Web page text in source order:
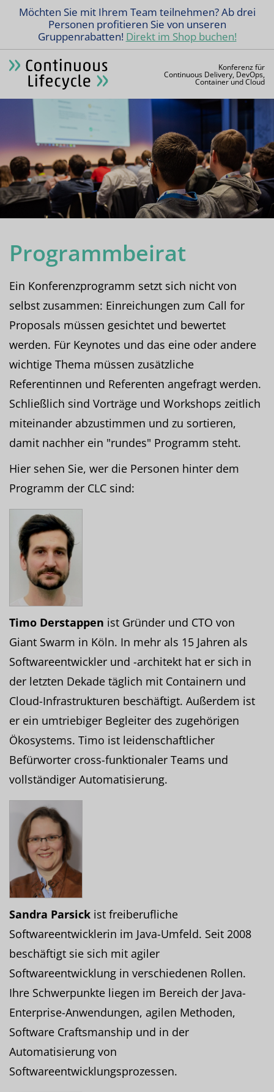
Möchten Sie mit Ihrem Team teilnehmen? Ab drei
Personen profitieren Sie von unseren
Gruppenrabatten! Direkt im Shop buchen!
Konferenz für
Continuous Delivery, DevOps,
Container und Cloud
Programmbeirat
Ein Konferenzprogramm setzt sich nicht von
selbst zusammen: Einreichungen zum Call for
Proposals müssen gesichtet und bewertet
werden. Für Keynotes und das eine oder andere
wichtige Thema müssen zusätzliche
Referentinnen und Referenten angefragt werden.
Schließlich sind Vorträge und Workshops zeitlich
miteinander abzustimmen und zu sortieren,
damit nachher ein "rundes" Programm steht.
Hier sehen Sie, wer die Personen hinter dem
Programm der CLC sind:
Timo Derstappen ist Gründer und CTO von
Giant Swarm in Köln. In mehr als 15 Jahren als
Softwareentwickler und -architekt hat er sich in
der letzten Dekade täglich mit Containern und
Cloud-Infrastrukturen beschäftigt. Außerdem ist
er ein umtriebiger Begleiter des zugehörigen
Ökosystems. Timo ist leidenschaftlicher
Befürworter cross-funktionaler Teams und
vollständiger Automatisierung.
Sandra Parsick ist freiberufliche
Softwareentwicklerin im Java-Umfeld. Seit 2008
beschäftigt sie sich mit agiler
Softwareentwicklung in verschiedenen Rollen.
Ihre Schwerpunkte liegen im Bereich der Java-
Enterprise-Anwendungen, agilen Methoden,
Software Craftsmanship und in der
Automatisierung von
Softwareentwicklungsprozessen.